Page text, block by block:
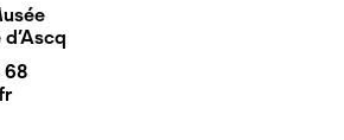
d'Ascq
68